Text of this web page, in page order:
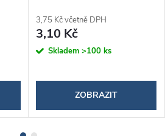
3,75 Kč včetně DPH
3,10 Kč
Skladem >100 ks
ZOBRAZIT